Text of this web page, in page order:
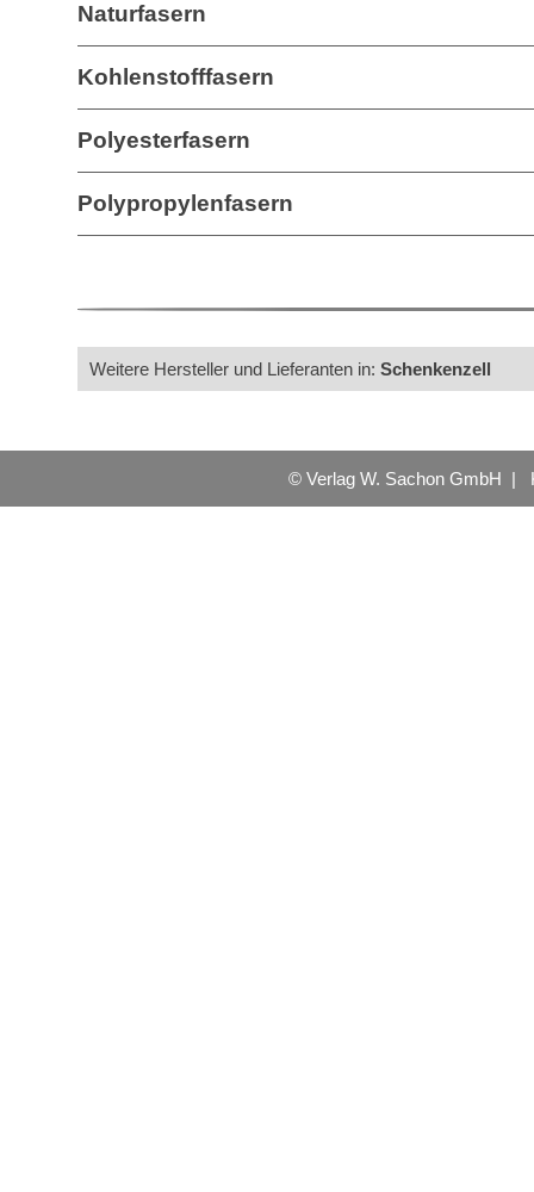
Naturfasern
Kohlenstofffasern
Polyesterfasern
Polypropylenfasern
Weitere Hersteller und Lieferanten in: Schenkenzell
© Verlag W. Sachon GmbH |